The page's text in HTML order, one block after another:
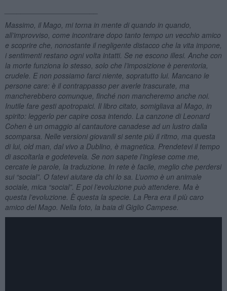
Massimo, il Mago, mi torna in mente di quando in quando,
all’improvviso, come incontrare dopo tanto tempo un vecchio amico
e scoprire che, nonostante il negligente distacco che la vita impone,
i sentimenti restano ogni volta intatti. Se ne escono illesi. Anche con
la morte funziona lo stesso, solo che l’imposizione è perentoria,
crudele. E non possiamo farci niente, sopratutto lui. Mancano le
persone care: è il contrappasso per averle trascurate, ma
mancherebbero comunque, finché non mancheremo anche noi.
Inutile fare gesti apotropaici. Il libro citato, somigliava al Mago, in
spirito: leggerlo per capire cosa intendo. La canzone di Leonard
Cohen è un omaggio al cantautore canadese ad un lustro dalla
scomparsa. Nelle versioni giovanili si sente più il ritmo, ma questa
di lui, old man, dal vivo a Dublino, è magnetica. Prendetevi il tempo
di ascoltarla e godetevela. Se non sapete l’inglese come me,
cercate le parole, la traduzione. In rete è facile, meglio che perdersi
sui “social”. O fatevi aiutare da chi lo sa. L’uomo è un animale
sociale, mica “social”. E poi l’evoluzione può attendere. Ma è
questa l’evoluzione. È questa la specie. La Pera era il più caro
amico del Mago. Nella foto, la baia di Giglio Campese.